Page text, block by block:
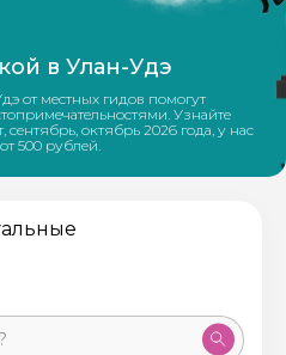
в Улан-Удэ
от местных гидов помогут
Узнайте
сентябрь, октябрь 2026 года, у нас
500 рублей.